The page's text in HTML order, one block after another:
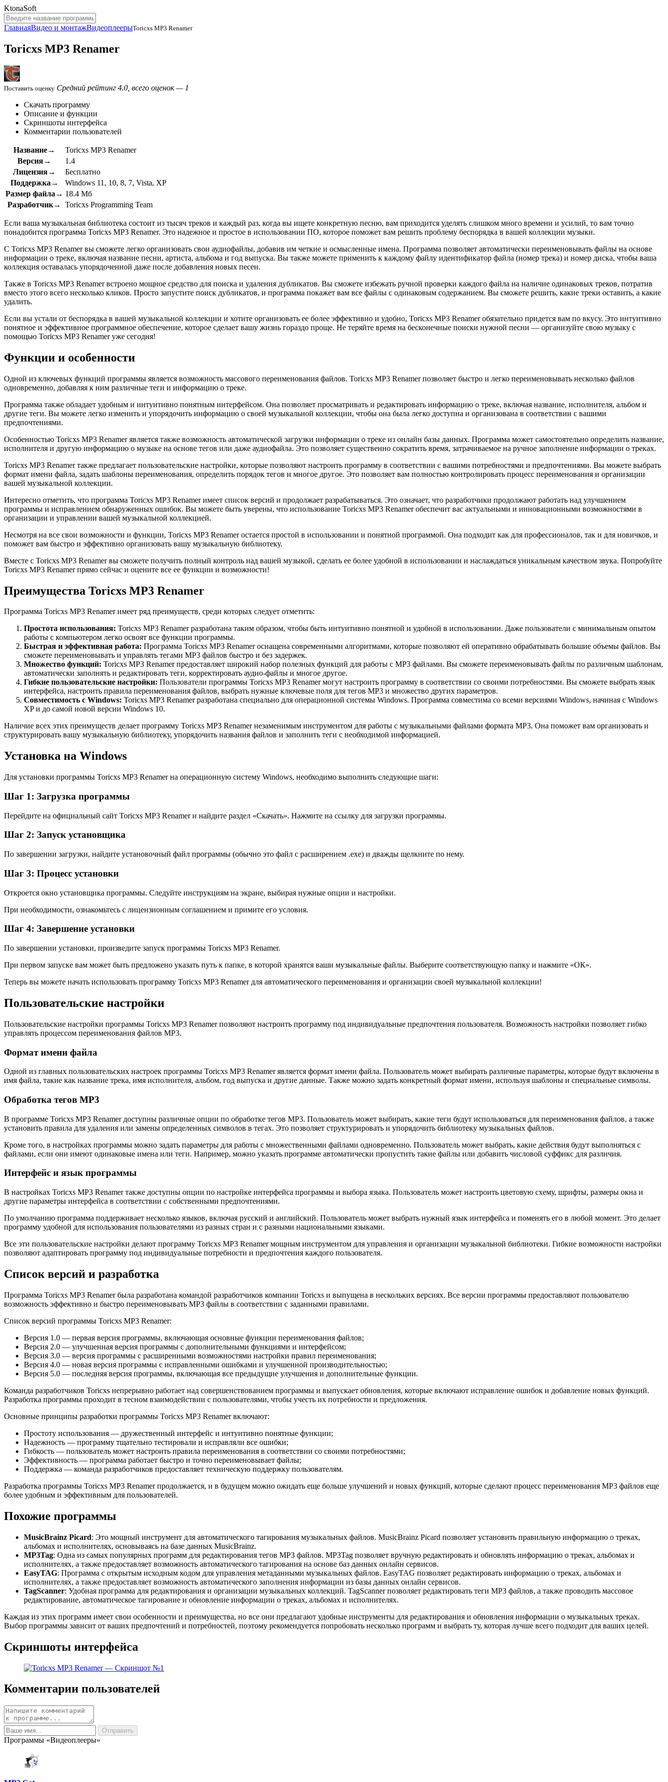
KtonaSoft
ГлавнаяВидео и монтажВидеоплеерыToricxs MP3 Renamer
Toricxs MP3 Renamer
Поставить оценку Средний рейтинг 4.0, всего оценок — 1
Скачать программу
Описание и функции
Скриншоты интерфейса
Комментарии пользователей
Название→
Toricxs MP3 Renamer
Версия→
1.4
Лицензия→
Бесплатно
Поддержка→
Windows 11, 10, 8, 7, Vista, XP
Размер файла→ 18.4 Мб
Разработчик→
Toricxs Programming Team
Если ваша музыкальная библиотека состоит из тысяч треков и каждый раз, когда вы ищете конкретную песню, вам приходится уделять слишком много времени и усилий, то вам точно
понадобится программа Toricxs MP3 Renamer. Это надежное и простое в использовании ПО, которое поможет вам решить проблему беспорядка в вашей коллекции музыки.
С Toricxs MP3 Renamer вы сможете легко организовать свои аудиофайлы, добавив им четкие и осмысленные имена. Программа позволяет автоматически переименовывать файлы на основе
информации о треке, включая название песни, артиста, альбома и год выпуска. Вы также можете применить к каждому файлу идентификатор файла (номер трека) и номер диска, чтобы ваша
коллекция оставалась упорядоченной даже после добавления новых песен.
Также в Toricxs MP3 Renamer встроено мощное средство для поиска и удаления дубликатов. Вы сможете избежать ручной проверки каждого файла на наличие одинаковых треков, потратив
вместо этого всего несколько кликов. Просто запустите поиск дубликатов, и программа покажет вам все файлы с одинаковым содержанием. Вы сможете решить, какие треки оставить, а какие
удалить.
Если вы устали от беспорядка в вашей музыкальной коллекции и хотите организовать ее более эффективно и удобно, Toricxs MP3 Renamer обязательно придется вам по вкусу. Это интуитивно
понятное и эффективное программное обеспечение, которое сделает вашу жизнь гораздо проще. Не теряйте время на бесконечные поиски нужной песни — организуйте свою музыку с
помощью Toricxs MP3 Renamer уже сегодня!
Функции и особенности
Одной из ключевых функций программы является возможность массового переименования файлов. Toricxs MP3 Renamer позволяет быстро и легко переименовывать несколько файлов
одновременно, добавляя к ним различные теги и информацию о треке.
Программа также обладает удобным и интуитивно понятным интерфейсом. Она позволяет просматривать и редактировать информацию о треке, включая название, исполнителя, альбом и
другие теги. Вы можете легко изменить и упорядочить информацию о своей музыкальной коллекции, чтобы она была легко доступна и организована в соответствии с вашими
предпочтениями.
Особенностью Toricxs MP3 Renamer является также возможность автоматической загрузки информации о треке из онлайн базы данных. Программа может самостоятельно определить название,
исполнителя и другую информацию о музыке на основе тегов или даже аудиофайла. Это позволяет существенно сократить время, затрачиваемое на ручное заполнение информации о треках.
Toricxs MP3 Renamer также предлагает пользовательские настройки, которые позволяют настроить программу в соответствии с вашими потребностями и предпочтениями. Вы можете выбрать
формат имени файла, задать шаблоны переименования, определить порядок тегов и многое другое. Это позволяет вам полностью контролировать процесс переименования и организации
вашей музыкальной коллекции.
Интересно отметить, что программа Toricxs MP3 Renamer имеет список версий и продолжает разрабатываться. Это означает, что разработчики продолжают работать над улучшением
программы и исправлением обнаруженных ошибок. Вы можете быть уверены, что использование Toricxs MP3 Renamer обеспечит вас актуальными и инновационными возможностями в
организации и управлении вашей музыкальной коллекцией.
Несмотря на все свои возможности и функции, Toricxs MP3 Renamer остается простой в использовании и понятной программой. Она подходит как для профессионалов, так и для новичков, и
поможет вам быстро и эффективно организовать вашу музыкальную библиотеку.
Вместе с Toricxs MP3 Renamer вы сможете получить полный контроль над вашей музыкой, сделать ее более удобной в использовании и наслаждаться уникальным качеством звука. Попробуйте
Toricxs MP3 Renamer прямо сейчас и оцените все ее функции и возможности!
Преимущества Toricxs MP3 Renamer
Программа Toricxs MP3 Renamer имеет ряд преимуществ, среди которых следует отметить:
Простота использования: Toricxs MP3 Renamer разработана таким образом, чтобы быть интуитивно понятной и удобной в использовании. Даже пользователи с минимальным опытом
работы с компьютером легко освоят все функции программы.
Быстрая и эффективная работа: Программа Toricxs MP3 Renamer оснащена современными алгоритмами, которые позволяют ей оперативно обрабатывать большие объемы файлов. Вы
сможете переименовывать и управлять тегами MP3 файлов быстро и без задержек.
Множество функций: Toricxs MP3 Renamer предоставляет широкий набор полезных функций для работы с MP3 файлами. Вы сможете переименовывать файлы по различным шаблонам,
автоматически заполнять и редактировать теги, корректировать аудио-файлы и многое другое.
Гибкие пользовательские настройки: Пользователи программы Toricxs MP3 Renamer могут настроить программу в соответствии со своими потребностями. Вы сможете выбрать язык
интерфейса, настроить правила переименования файлов, выбрать нужные ключевые поля для тегов MP3 и множество других параметров.
Совместимость с Windows: Toricxs MP3 Renamer разработана специально для операционной системы Windows. Программа совместима со всеми версиями Windows, начиная с Windows
XP и до самой новой версии Windows 10.
Наличие всех этих преимуществ делает программу Toricxs MP3 Renamer незаменимым инструментом для работы с музыкальными файлами формата MP3. Она поможет вам организовать и
структурировать вашу музыкальную библиотеку, упорядочить названия файлов и заполнить теги с необходимой информацией.
Установка на Windows
Для установки программы Toricxs MP3 Renamer на операционную систему Windows, необходимо выполнить следующие шаги:
Шаг 1: Загрузка программы
Перейдите на официальный сайт Toricxs MP3 Renamer и найдите раздел «Скачать». Нажмите на ссылку для загрузки программы.
Шаг 2: Запуск установщика
По завершении загрузки, найдите установочный файл программы (обычно это файл с расширением .exe) и дважды щелкните по нему.
Шаг 3: Процесс установки
Откроется окно установщика программы. Следуйте инструкциям на экране, выбирая нужные опции и настройки.
При необходимости, ознакомьтесь с лицензионным соглашением и примите его условия.
Шаг 4: Завершение установки
По завершении установки, произведите запуск программы Toricxs MP3 Renamer.
При первом запуске вам может быть предложено указать путь к папке, в которой хранятся ваши музыкальные файлы. Выберите соответствующую папку и нажмите «ОК».
Теперь вы можете начать использовать программу Toricxs MP3 Renamer для автоматического переименования и организации своей музыкальной коллекции!
Пользовательские настройки
Пользовательские настройки программы Toricxs MP3 Renamer позволяют настроить программу под индивидуальные предпочтения пользователя. Возможность настройки позволяет гибко
управлять процессом переименования файлов MP3.
Формат имени файла
Одной из главных пользовательских настроек программы Toricxs MP3 Renamer является формат имени файла. Пользователь может выбирать различные параметры, которые будут включены в
имя файла, такие как название трека, имя исполнителя, альбом, год выпуска и другие данные. Также можно задать конкретный формат имени, используя шаблоны и специальные символы.
Обработка тегов MP3
В программе Toricxs MP3 Renamer доступны различные опции по обработке тегов MP3. Пользователь может выбирать, какие теги будут использоваться для переименования файлов, а также
установить правила для удаления или замены определенных символов в тегах. Это позволяет структурировать и упорядочить библиотеку музыкальных файлов.
Кроме того, в настройках программы можно задать параметры для работы с множественными файлами одновременно. Пользователь может выбрать, какие действия будут выполняться с
файлами, если они имеют одинаковые имена или теги. Например, можно указать программе автоматически пропустить такие файлы или добавить числовой суффикс для различия.
Интерфейс и язык программы
В настройках Toricxs MP3 Renamer также доступны опции по настройке интерфейса программы и выбора языка. Пользователь может настроить цветовую схему, шрифты, размеры окна и
другие параметры интерфейса в соответствии с собственными предпочтениями.
По умолчанию программа поддерживает несколько языков, включая русский и английский. Пользователь может выбрать нужный язык интерфейса и поменять его в любой момент. Это делает
программу удобной для использования пользователями из разных стран и с разными национальными языками.
Все эти пользовательские настройки делают программу Toricxs MP3 Renamer мощным инструментом для управления и организации музыкальной библиотеки. Гибкие возможности настройки
позволяют адаптировать программу под индивидуальные потребности и предпочтения каждого пользователя.
Список версий и разработка
Программа Toricxs MP3 Renamer была разработана командой разработчиков компании Toricxs и выпущена в нескольких версиях. Все версии программы предоставляют пользователю
возможность эффективно и быстро переименовывать MP3 файлы в соответствии с заданными правилами.
Список версий программы Toricxs MP3 Renamer:
Версия 1.0 — первая версия программы, включающая основные функции переименования файлов;
Версия 2.0 — улучшенная версия программы с дополнительными функциями и интерфейсом;
Версия 3.0 — версия программы с расширенными возможностями настройки правил переименования;
Версия 4.0 — новая версия программы с исправленными ошибками и улучшенной производительностью;
Версия 5.0 — последняя версия программы, включающая все предыдущие улучшения и дополнительные функции.
Команда разработчиков Toricxs непрерывно работает над совершенствованием программы и выпускает обновления, которые включают исправление ошибок и добавление новых функций.
Разработка программы проходит в тесном взаимодействии с пользователями, чтобы учесть их потребности и предложения.
Основные принципы разработки программы Toricxs MP3 Renamer включают:
Простоту использования — дружественный интерфейс и интуитивно понятные функции;
Надежность — программу тщательно тестировали и исправляли все ошибки;
Гибкость — пользователь может настроить правила переименования в соответствии со своими потребностями;
Эффективность — программа работает быстро и точно переименовывает файлы;
Поддержка — команда разработчиков предоставляет техническую поддержку пользователям.
Разработка программы Toricxs MP3 Renamer продолжается, и в будущем можно ожидать еще больше улучшений и новых функций, которые сделают процесс переименования MP3 файлов еще
более удобным и эффективным для пользователей.
Похожие программы
MusicBrainz Picard: Это мощный инструмент для автоматического тагирования музыкальных файлов. MusicBrainz Picard позволяет установить правильную информацию о треках,
альбомах и исполнителях, основываясь на базе данных MusicBrainz.
MP3Tag: Одна из самых популярных программ для редактирования тегов MP3 файлов. MP3Tag позволяет вручную редактировать и обновлять информацию о треках, альбомах и
исполнителях, а также предоставляет возможность автоматического тагирования на основе баз данных онлайн сервисов.
EasyTAG: Программа с открытым исходным кодом для управления метаданными музыкальных файлов. EasyTAG позволяет редактировать информацию о треках, альбомах и
исполнителях, а также предоставляет возможность автоматического заполнения информации из базы данных онлайн сервисов.
TagScanner: Удобная программа для редактирования и организации музыкальных коллекций. TagScanner позволяет редактировать теги MP3 файлов, а также проводить массовое
редактирование, автоматическое тагирование и обновление информации о треках, альбомах и исполнителях.
Каждая из этих программ имеет свои особенности и преимущества, но все они предлагают удобные инструменты для редактирования и обновления информации о музыкальных треках.
Выбор программы зависит от ваших предпочтений и потребностей, поэтому рекомендуется попробовать несколько программ и выбрать ту, которая лучше всего подходит для ваших целей.
Скриншоты интерфейса
Комментарии пользователей
Программы «Видеоплееры»